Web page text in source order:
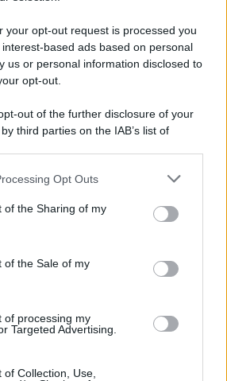
your opt-out request is processed you
based ads based on personal
us or personal information disclosed to
opt-out.
out of the further disclosure of your
third parties on the IAB’s list of
also be disclosed by us to third parties
parties.
app uses one or more Google
and store information including but
or usage behaviour. You may click to
to Google and its third-party tags to
Opt Outs
of the Sharing of my
of the Sale of my
of processing my
Targeted Advertising.
Collection, Use,
AGGIORNAMENTI
la tua migliore e-mail
E-
mail
OK